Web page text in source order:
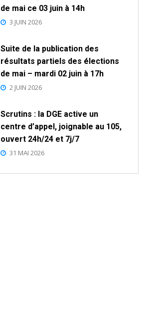
de mai ce 03 juin à 14h
3 JUIN 2026
Suite de la publication des
résultats partiels des élections
de mai – mardi 02 juin à 17h
2 JUIN 2026
Scrutins : la DGE active un
centre d’appel, joignable au 105,
ouvert 24h/24 et 7j/7
31 MAI 2026